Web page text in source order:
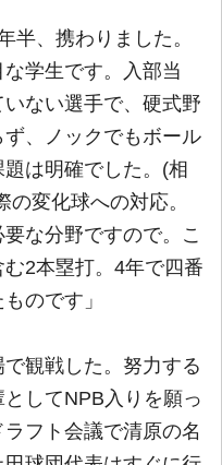
半、携わりました。
学生です。入部当
ない選手で、硬式野
、ノックでもボール
は明確でした。(相
変化球への対応。
な分野ですので。こ
2本塁打。4年で四番
のです」
観戦した。努力する
してNPB入りを願っ
フト会議で清原の名